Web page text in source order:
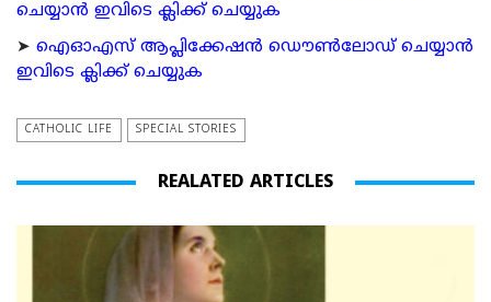
ചെയ്യാന്‍ ഇവിടെ ക്ലിക്ക് ചെയ്യുക
➤ ഐഓഎസ് ആപ്ലിക്കേഷന്‍ ഡൌണ്‍ലോഡ് ചെയ്യാന്‍
ഇവിടെ ക്ലിക്ക് ചെയ്യുക
CATHOLIC LIFE SPECIAL STORIES
REALATED ARTICLES